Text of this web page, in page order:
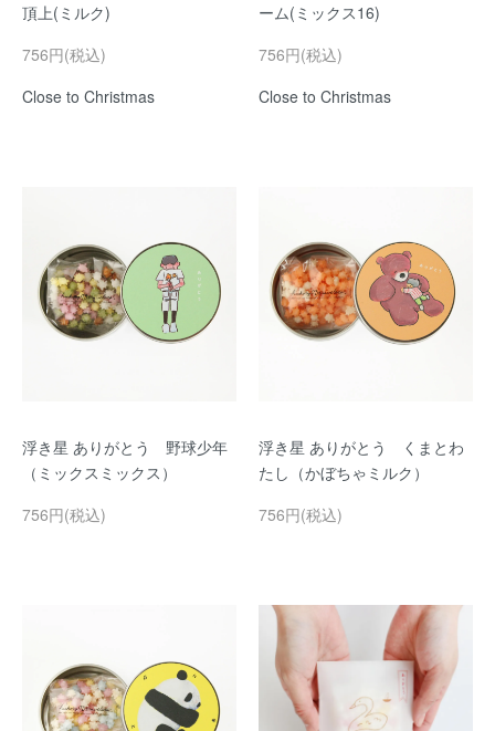
頂上(ミルク)
756円(税込)
Close to Christmas
ーム(ミックス16)
756円(税込)
Close to Christmas
浮き星 ありがとう 野球少年
（ミックスミックス）
756円(税込)
浮き星 ありがとう くまとわ
たし（かぼちゃミルク）
756円(税込)